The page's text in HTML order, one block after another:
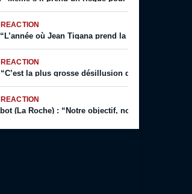
RÉACTION
où Jean Tigana prend la place de
RÉACTION
la plus grosse désillusion que j’ai eue sur
RÉACTION
(La Roche) : “Notre objectif, notre rêve, c’est